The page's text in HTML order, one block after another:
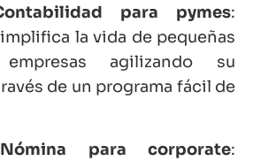
para pymes:
la vida de pequeñas
agilizando su
de un programa fácil de
para corporate: